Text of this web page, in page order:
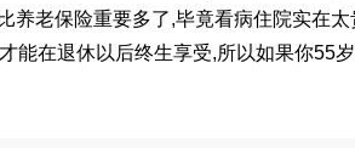
养老保险重要多了,毕竟看病住院实在太
能在退休以后终生享受,所以如果你55